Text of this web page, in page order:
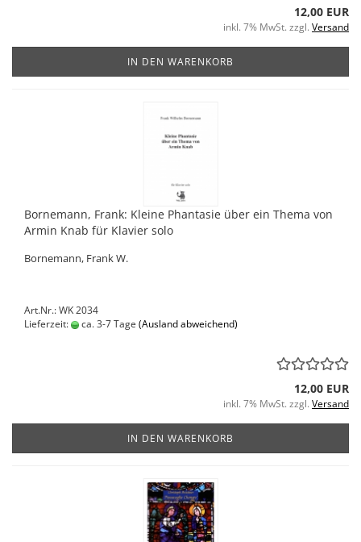
12,00 EUR
inkl. 7% MwSt. zzgl. Versand
IN DEN WARENKORB
Bornemann, Frank: Kleine Phantasie über ein Thema von
Armin Knab für Klavier solo
Bornemann, Frank W.
Art.Nr.: WK 2034
Lieferzeit:
ca. 3-7 Tage (Ausland abweichend)
12,00 EUR
inkl. 7% MwSt. zzgl. Versand
IN DEN WARENKORB